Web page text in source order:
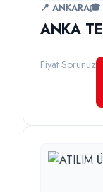
📍 ANKARA🎓
ANKA
Fiyat Sorunuz